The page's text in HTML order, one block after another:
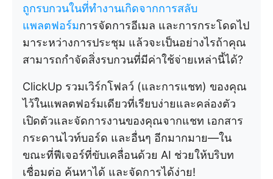
ถูกรบกวนในที่ทำงานเกิดจากการสลับ
แพลตฟอร์มการจัดการอีเมล และการกระโดดไป
มาระหว่างการประชุม แล้วจะเป็นอย่างไรถ้าคุณ
สามารถกำจัดสิ่งรบกวนที่มีค่าใช้จ่ายเหล่านี้ได้?
ClickUp รวมเวิร์กโฟลว์ (และการแชท) ของคุณ
ไว้ในแพลตฟอร์มเดียวที่เรียบง่ายและคล่องตัว
เปิดตัวและจัดการงานของคุณจากแชท เอกสาร
กระดานไวท์บอร์ด และอื่นๆ อีกมากมาย—ใน
ขณะที่ฟีเจอร์ที่ขับเคลื่อนด้วย AI ช่วยให้บริบท
เชื่อมต่อ ค้นหาได้ และจัดการได้ง่าย!